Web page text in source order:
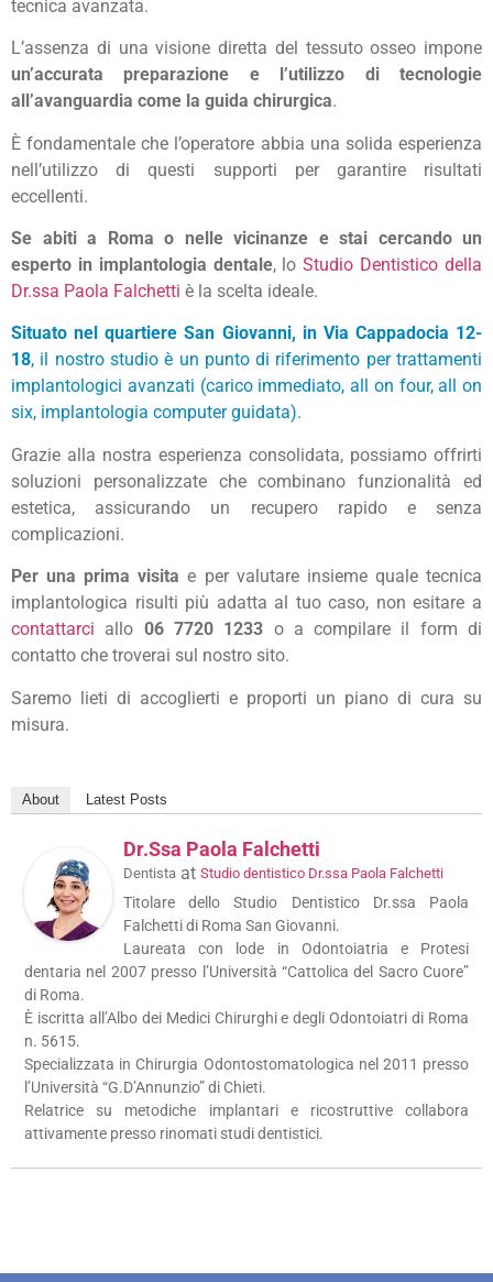
tecnica avanzata.
L’assenza di una visione diretta del tessuto osseo impone
un’accurata preparazione e l’utilizzo di tecnologie
all’avanguardia come la guida chirurgica.
È fondamentale che l’operatore abbia una solida esperienza
nell’utilizzo di questi supporti per garantire risultati
eccellenti.
Se abiti a Roma o nelle vicinanze e stai cercando un
esperto in implantologia dentale, loStudio Dentistico della
Dr.ssa Paola Falchetti è la scelta ideale.
Situato nel quartiere San Giovanni, in Via Cappadocia 12-
18, il nostro studio è un punto di riferimento per trattamenti
implantologici avanzati (carico immediato, all on four,all on
six, implantologia computer guidata).
Grazie alla nostra esperienza consolidata, possiamo offrirti
soluzioni personalizzate che combinano funzionalità ed
estetica, assicurando un recupero rapido e senza
complicazioni.
Per una prima visita e per valutare insieme quale tecnica
implantologica risulti più adatta al tuo caso, non esitare a
contattarci allo 06 7720 1233 o a compilare il form di
contatto che troverai sul nostro sito.
Saremo lieti di accoglierti e proporti un piano di cura su
misura.
About Latest Posts
Dr.ssa Paola Falchetti
Dentista at Studio dentistico Dr.ssa Paola Falchetti
Titolare dello Studio Dentistico Dr.ssa Paola
Falchetti di Roma San Giovanni.
Laureata con lode in Odontoiatria e Protesi
dentaria nel 2007 presso l’Università “Cattolica del Sacro Cuore”
di Roma.
È iscritta all’Albo dei Medici Chirurghi e degli Odontoiatri di Roma
n. 5615.
Specializzata in Chirurgia Odontostomatologica nel 2011 presso
l’Università “G.D’Annunzio” di Chieti.
Relatrice su metodiche implantari e ricostruttive collabora
attivamente presso rinomati studi dentistici.